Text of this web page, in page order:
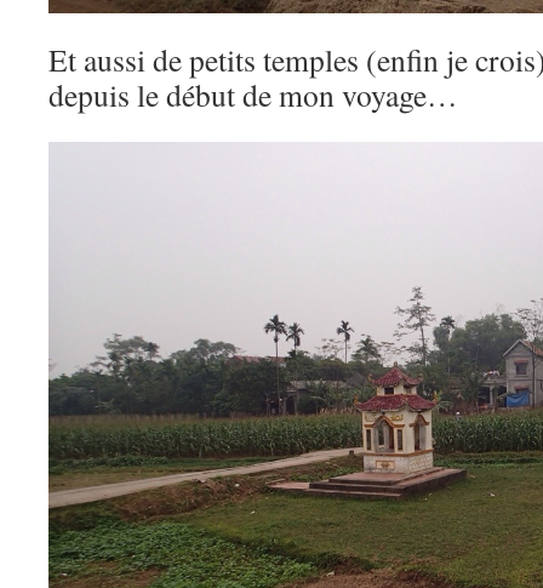
Et aussi de petits temples (enfin je
depuis le début de mon voyage…